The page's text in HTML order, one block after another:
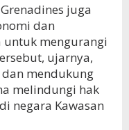
juga
dan
untuk mengurangi
ujarnya,
mendukung
melindungi hak
negara Kawasan